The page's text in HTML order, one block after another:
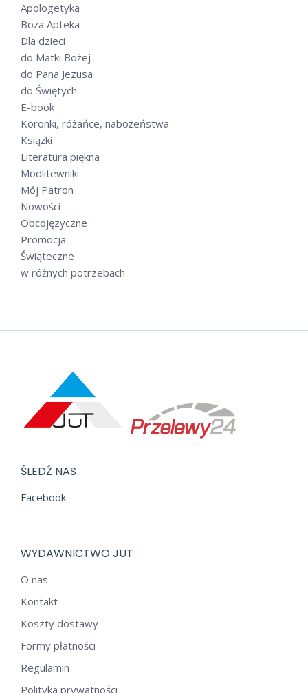
Apologetyka
Boża Apteka
Dla dzieci
do Matki Bożej
do Pana Jezusa
do Świętych
E-book
Koronki, różańce, nabożeństwa
Książki
Literatura piękna
Modlitewniki
Mój Patron
Nowości
Obcojęzyczne
Promocja
Świąteczne
w różnych potrzebach
ŚLEDŹ NAS
Facebook
WYDAWNICTWO JUT
O nas
Kontakt
Koszty dostawy
Formy płatności
Regulamin
Polityka prywatności